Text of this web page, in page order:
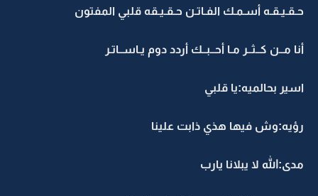
حـقـيـقـه أسـمـك الفـاتـن حـقـيـقه قلبي المفتون
أنا مــن كــثــر مـا أحــبــك أردد دوم يـاســاتـر
اسير بحالميه:يا قلبي
رؤيه:وش فيها هذي ذابت علينا
مدى:الله لا يبلانا يارب